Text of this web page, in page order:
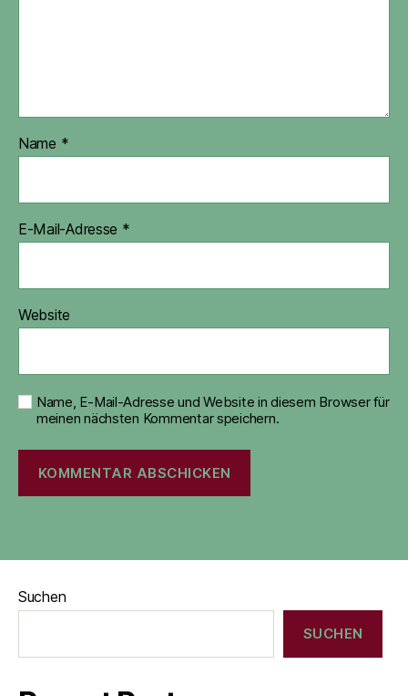
Name *
E-Mail-Adresse *
Website
Name, E-Mail-Adresse und Website in diesem Browser für
meinen nächsten Kommentar speichern.
Suchen
SUCHEN